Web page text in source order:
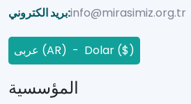
بريد الكتروني:info@mirasimiz.org.tr
عربى (AR) - Dolar ($)
المؤسسية